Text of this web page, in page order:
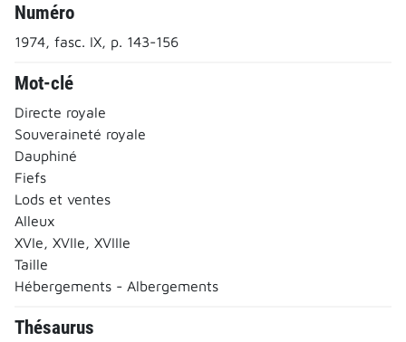
Numéro
1974, fasc. IX, p. 143-156
Mot-clé
Directe royale
Souveraineté royale
Dauphiné
Fiefs
Lods et ventes
Alleux
XVIe, XVIIe, XVIIIe
Taille
Hébergements - Albergements
Thésaurus